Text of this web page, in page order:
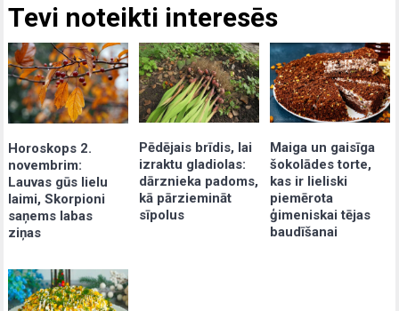
Tevi noteikti interesēs
Horoskops 2.
novembrim:
Lauvas gūs lielu
laimi, Skorpioni
saņems labas
ziņas
Pēdējais brīdis, lai
izraktu gladiolas:
dārznieka padoms,
kā pārziemināt
sīpolus
Maiga un gaisīga
šokolādes torte,
kas ir lieliski
piemērota
ģimeniskai tējas
baudīšanai